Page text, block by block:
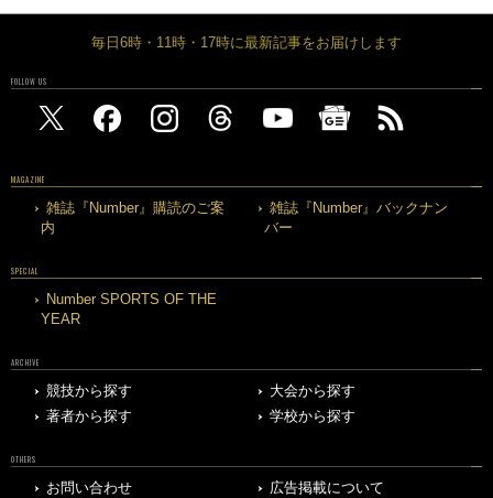
毎日6時・11時・17時に最新記事をお届けします
FOLLOW US
MAGAZINE
雑誌『Number』購読のご案
内
雑誌『Number』バックナン
バー
SPECIAL
Number SPORTS OF THE
YEAR
ARCHIVE
競技から探す
大会から探す
著者から探す
学校から探す
OTHERS
お問い合わせ 広告掲載について